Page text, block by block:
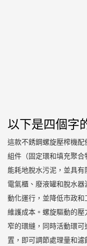
以下是四個字
這款不銹鋼螺旋壓榨機
組件（固定環和填充聚
能耗地脫水污泥，並具
電氣櫃、廢液罐和脫水
動化運行，並降低市政
維護成本。螺旋驅動的
窄的環縫，同時活動環
置，即可調節處理量和濾